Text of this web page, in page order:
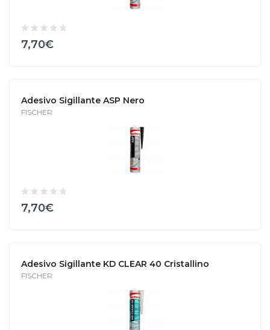
7,70€
Adesivo Sigillante ASP Nero
FISCHER
7,70€
Adesivo Sigillante KD CLEAR 40 Cristallino
FISCHER